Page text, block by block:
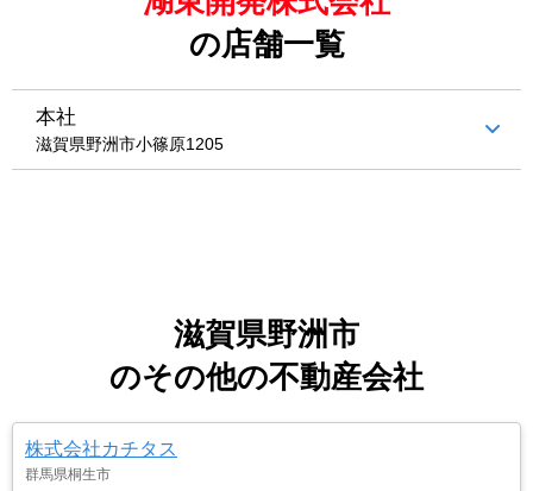
の店舗一覧
本社
滋賀県野洲市小篠原1205
滋賀県野洲市
のその他の不動産会社
株式会社カチタス
群馬県桐生市